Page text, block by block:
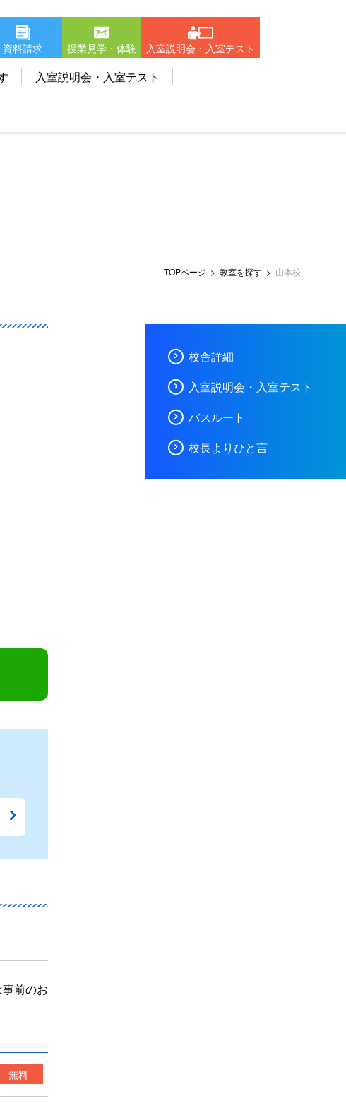
資料請求 授業見学・体験 入室説明会・入室テスト
入室説明会・入室テスト
TOPページ 教室を探す 山本校
校舎詳細
入室説明会・入室テスト
バスルート
校長よりひと言
前のお
無料